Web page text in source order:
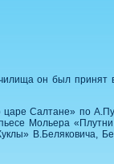
он был принят
царе Салтане» по
Мольера
В.Беляковича,